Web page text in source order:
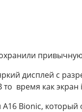
дисплей с
время как
Bionic,